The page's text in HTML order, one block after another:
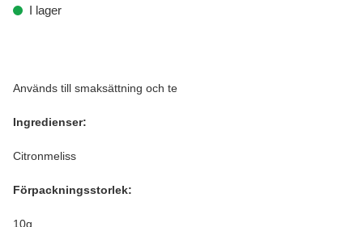
I lager
Används till smaksättning och te
Ingredienser:
Citronmeliss
Förpackningsstorlek:
10g